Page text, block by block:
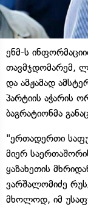
ენმ-ს
თავმჯდომარემ,
და ამჟამად
პარტიის აჭარის
ბაგრატიონმა
"ერთადერთი
მიერ
ყაზახეთის
ვარშალომიძე
მხოლოდ, იმ